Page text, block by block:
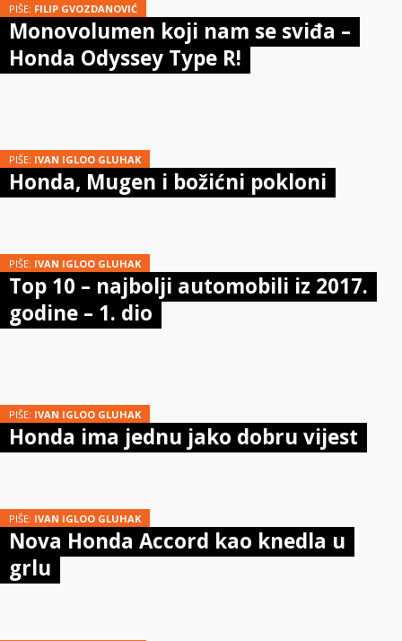
PIŠE: FILIP GVOZDANOVIĆ
Monovolumen koji nam se sviđa –
Honda Odyssey Type R!
PIŠE: IVAN IGLOO GLUHAK
Honda, Mugen i božićni pokloni
PIŠE: IVAN IGLOO GLUHAK
Top 10 – najbolji automobili iz 2017.
godine – 1. dio
PIŠE: IVAN IGLOO GLUHAK
Honda ima jednu jako dobru vijest
PIŠE: IVAN IGLOO GLUHAK
Nova Honda Accord kao knedla u
grlu